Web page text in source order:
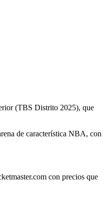
(TBS Distrito 2025), que
de característica NBA, con
con precios que